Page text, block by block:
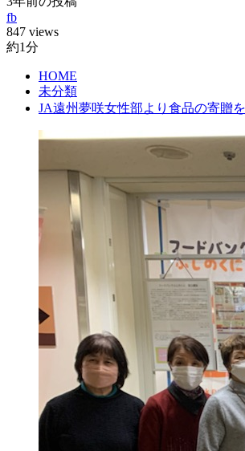
fb
847 views
約1分
HOME
未分類
JA遠州夢咲女性部より食品の寄贈